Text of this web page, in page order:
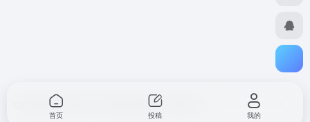
Copyright © 2026 浙ICP备2023012168号-2
首页 投稿 我的